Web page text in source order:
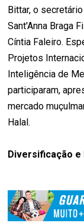
Bittar, o
Sant'Anna Braga
Cíntia Faleiro.
Projetos
Inteligência de
participaram,
mercado
Halal.
Diversificação e